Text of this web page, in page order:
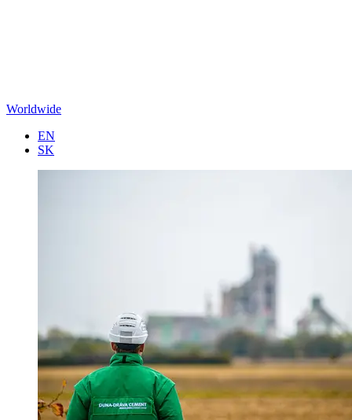
Worldwide
EN
SK